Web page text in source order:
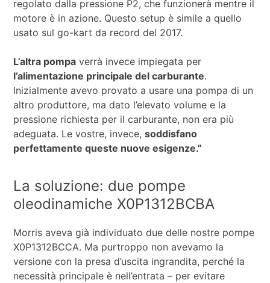
regolato dalla pressione P2, che funzionerà mentre il
motore è in azione. Questo setup è simile a quello
usato sul go-kart da record del 2017.
L’altra pompa verrà invece impiegata per
l’alimentazione principale del carburante.
Inizialmente avevo provato a usare una pompa di un
altro produttore, ma dato l’elevato volume e la
pressione richiesta per il carburante, non era più
adeguata. Le vostre, invece,soddisfano
perfettamente queste nuove esigenze.”
La soluzione: due pompe
oleodinamiche X0P1312BCBA
Morris aveva già individuato due delle nostre pompe
X0P1312BCCA. Ma purtroppo non avevamo la
versione con la presa d’uscita ingrandita, perché la
necessità principale è nell’entrata – per evitare